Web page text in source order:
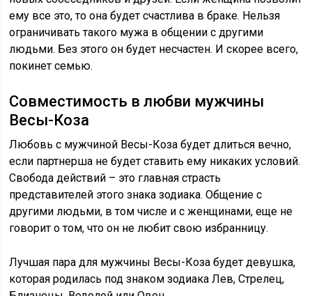
ему все это, то она будет счастлива в браке. Нельзя
ограничивать такого мужа в общении с другими
людьми. Без этого он будет несчастен. И скорее всего,
покинет семью.
Совместимость в любви мужчины
Весы-Коза
Любовь с мужчиной Весы-Коза будет длиться вечно,
если партнерша не будет ставить ему никаких условий.
Свобода действий – это главная страсть
представителей этого знака зодиака. Общение с
другими людьми, в том числе и с женщинами, еще не
говорит о том, что он не любит свою избранницу.
Лучшая пара для мужчины Весы-Коза будет девушка,
которая родилась под знаком зодиака Лев, Стрелец,